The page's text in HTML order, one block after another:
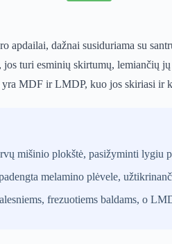
apdailai, dažnai susiduriama su
turi esminių skirtumų, lemiančių
yra MDF ir LMDP, kuo jos skiriasi
mišinio plokštė, pasižyminti lygiu
melamino plėvele,
frezuotiems baldams, o